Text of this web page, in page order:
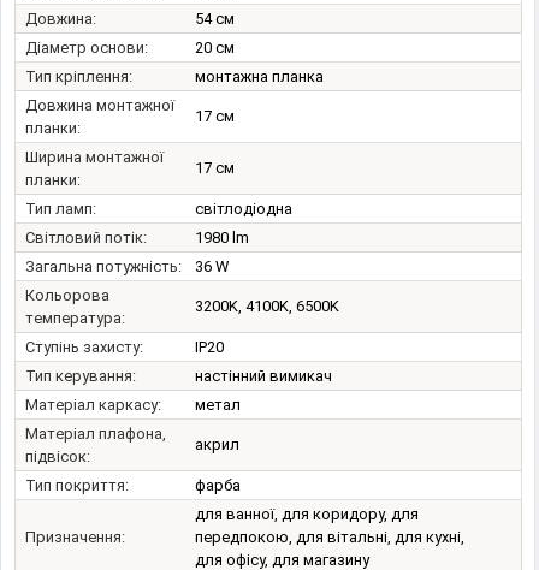
Довжина:
54 см
Діаметр основи:
20 см
Тип кріплення:
монтажна планка
Довжина монтажної
планки:
17 см
Ширина монтажної
планки:
17 см
Тип ламп:
світлодіодна
Світловий потік:
1980 lm
Загальна потужність:
36 W
Кольорова
температура:
3200K, 4100K, 6500K
Ступінь захисту:
IP20
Тип керування:
настінний вимикач
Матеріал каркасу:
метал
Матеріал плафона,
підвісок:
акрил
Тип покриття: фарба
Призначення:
для ванної, для коридору, для
передпокою, для вітальні, для кухні,
для офісу, для магазину